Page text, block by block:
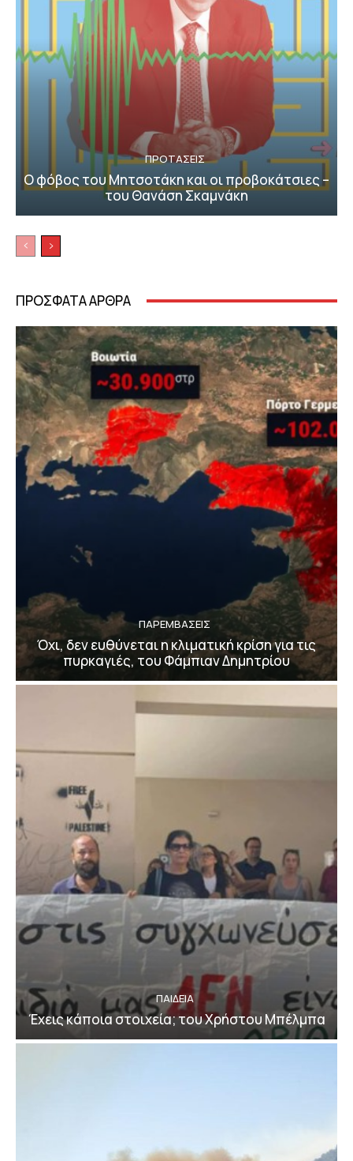
ΠΡΟΤΑΣΕΙΣ
Ο φόβος του Μητσοτάκη και οι προβοκάτσιες –
του Θανάση Σκαμνάκη
ΠΡΟΣΦΑΤΑ ΑΡΘΡΑ
ΠΑΡΕΜΒΑΣΕΙΣ
Όχι, δεν ευθύνεται η κλιματική κρίση για τις
πυρκαγιές, του Φάμπιαν Δημητρίου
ΠΑΙΔΕΙΑ
Έχεις κάποια στοιχεία; του Χρήστου Μπέλμπα